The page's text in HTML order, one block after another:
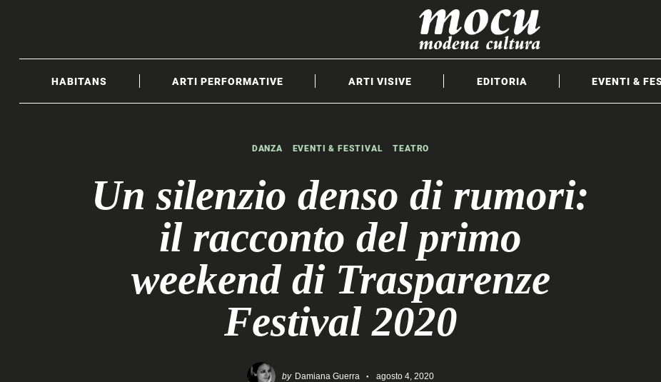
HABITANS ARTI PERFORMATIVE ARTI VISIVE EDITORIA EVENTI &
DANZA EVENTI & FESTIVAL TEATRO
Un silenzio denso di rumori:
il racconto del primo
weekend di Trasparenze
Festival 2020
by Damiana Guerra agosto 4, 2020